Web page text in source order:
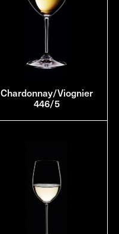
Chardonnay/Viognier
446/5